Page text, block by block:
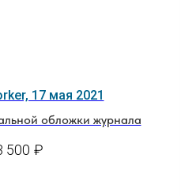
17 мая 2021
обложки журнала
500 ₽